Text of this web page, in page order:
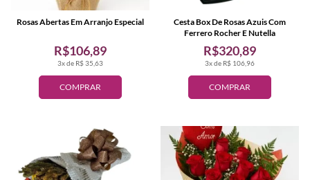
COMPRAR
3x de R$ 35,63
R$106,89
Rosas Abertas Em Arranjo Especial
COMPRAR
3x de R$ 106,96
R$320,89
Cesta Box De Rosas Azuis Com
Ferrero Rocher E Nutella